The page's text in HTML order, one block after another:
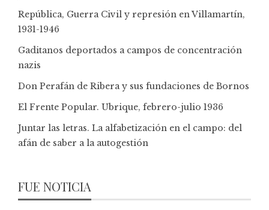
República, Guerra Civil y represión en Villamartín,
1931-1946
Gaditanos deportados a campos de concentración
nazis
Don Perafán de Ribera y sus fundaciones de Bornos
El Frente Popular. Ubrique, febrero-julio 1936
Juntar las letras. La alfabetización en el campo: del
afán de saber a la autogestión
FUE NOTICIA